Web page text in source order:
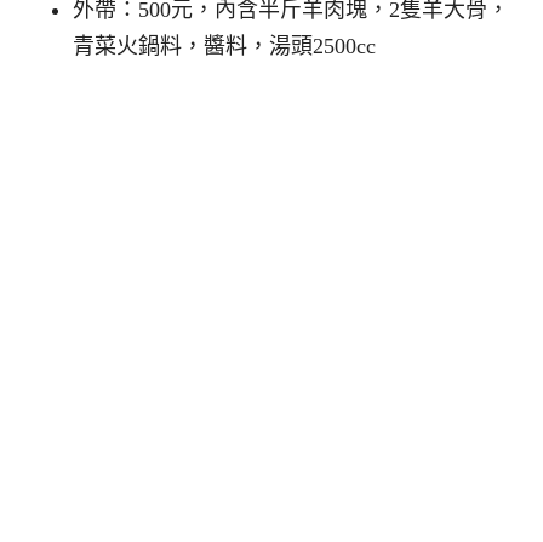
外帶：500元，內含半斤羊肉塊，2隻羊大骨，
青菜火鍋料，醬料，湯頭2500cc